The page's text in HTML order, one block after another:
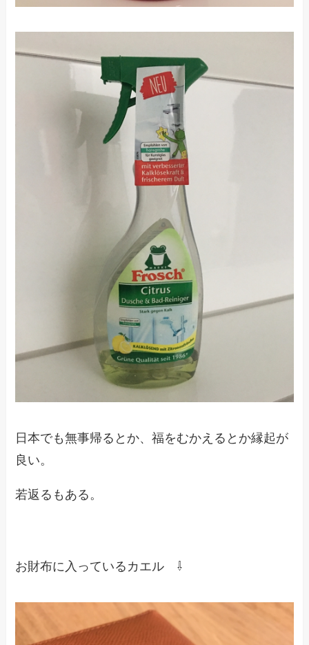
日本でも無事帰るとか、福をむかえるとか縁起が
良い。
若返るもある。
お財布に入っているカエル ⇩